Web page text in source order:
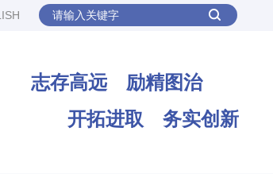
志存高远 励精图治
开拓进取 务实创新